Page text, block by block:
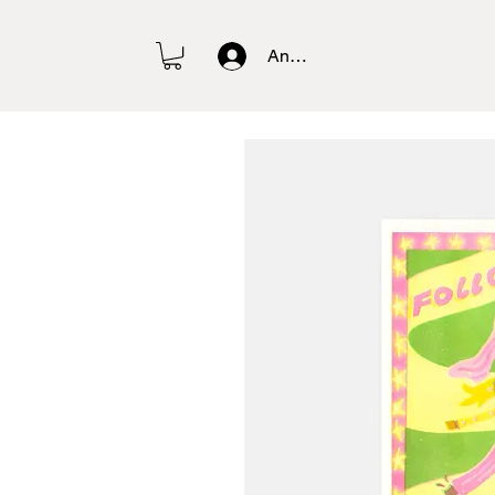
Anmelden